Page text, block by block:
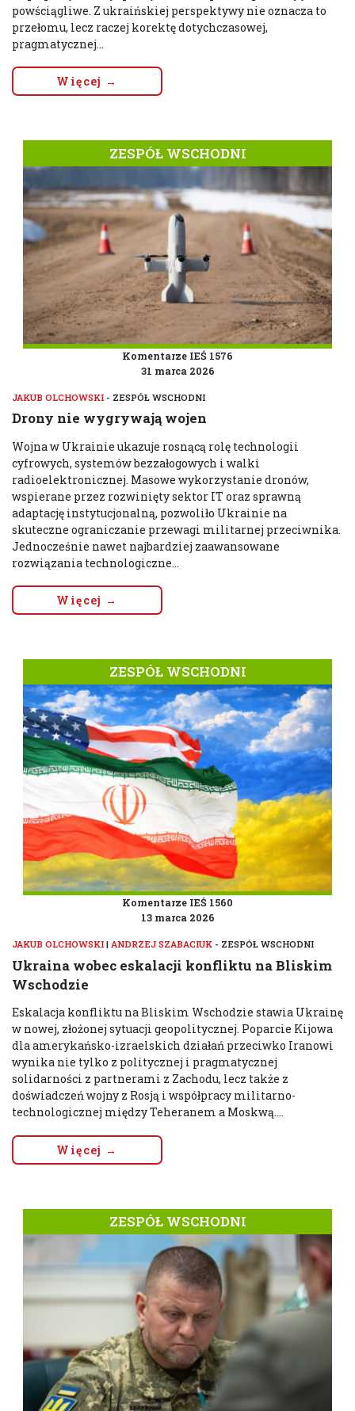
powściągliwe. Z ukraińskiej perspektywy nie oznacza to
przełomu, lecz raczej korektę dotychczasowej,
pragmatycznej...
Więcej →
ZESPÓŁ WSCHODNI
Komentarze IEŚ 1576
31 marca 2026
JAKUB OLCHOWSKI - ZESPÓŁ WSCHODNI
Drony nie wygrywają wojen
Wojna w Ukrainie ukazuje rosnącą rolę technologii
cyfrowych, systemów bezzałogowych i walki
radioelektronicznej. Masowe wykorzystanie dronów,
wspierane przez rozwinięty sektor IT oraz sprawną
adaptację instytucjonalną, pozwoliło Ukrainie na
skuteczne ograniczanie przewagi militarnej przeciwnika.
Jednocześnie nawet najbardziej zaawansowane
rozwiązania technologiczne...
Więcej →
ZESPÓŁ WSCHODNI
Komentarze IEŚ 1560
13 marca 2026
JAKUB OLCHOWSKI | ANDRZEJ SZABACIUK - ZESPÓŁ WSCHODNI
Ukraina wobec eskalacji konfliktu na Bliskim
Wschodzie
Eskalacja konfliktu na Bliskim Wschodzie stawia Ukrainę
w nowej, złożonej sytuacji geopolitycznej. Poparcie Kijowa
dla amerykańsko-izraelskich działań przeciwko Iranowi
wynika nie tylko z politycznej i pragmatycznej
solidarności z partnerami z Zachodu, lecz także z
doświadczeń wojny z Rosją i współpracy militarno-
technologicznej między Teheranem a Moskwą....
Więcej →
ZESPÓŁ WSCHODNI